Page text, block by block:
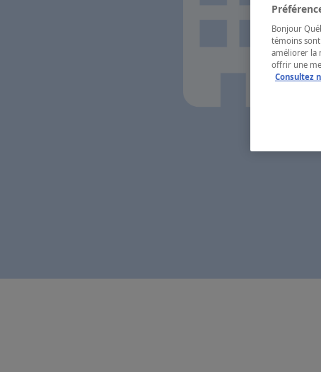
Bonjour
témoins
améliorer la
offrir une
Consultez